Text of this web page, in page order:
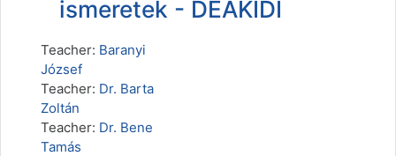
ismeretek - DEAKIDI
Teacher: Baranyi
József
Teacher: Dr. Barta
Zoltán
Teacher: Dr. Bene
Tamás